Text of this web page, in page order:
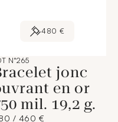
480 €
N°265
jonc
en or
mil. 19,2 g.
/ 460 €